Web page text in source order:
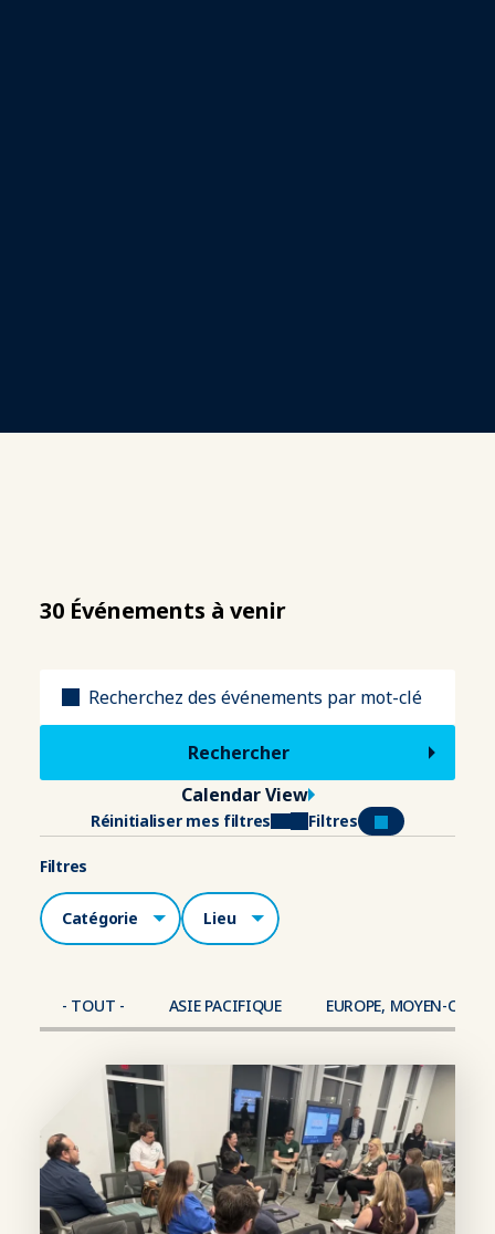
30 Événements à venir
Calendar View
Réinitialiser mes filtres Filtres
Filtres
Catégories Lieu
- TOUT - ASIE PACIFIQUE EUROPE, MOYEN-